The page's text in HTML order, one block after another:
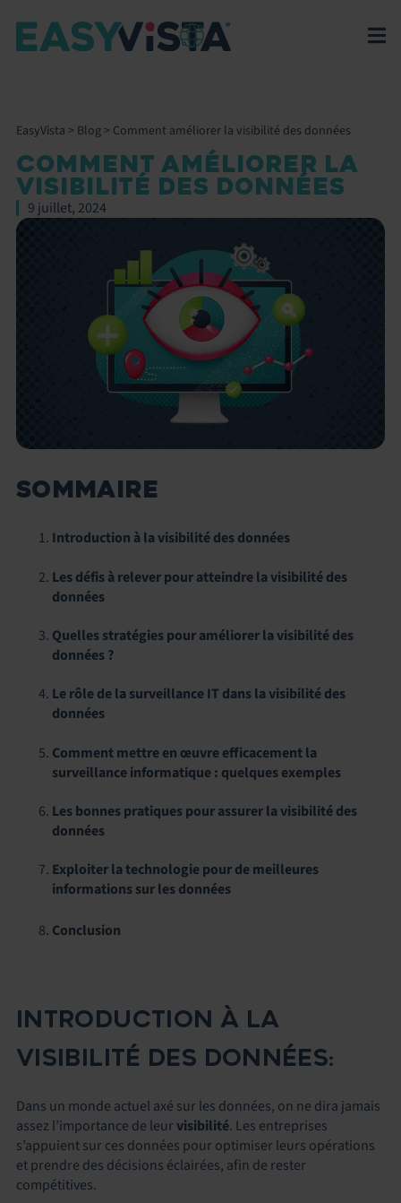
EasyVista > Blog> Comment améliorer la visibilité des données
COMMENT AMÉLIORER LA
VISIBILITÉ DES DONNÉES
9 juillet, 2024
SOMMAIRE
Introduction à la visibilité des données
Les défis à relever pour atteindre la visibilité des
données
Quelles stratégies pour améliorer la visibilité des
données ?
Le rôle de la surveillance IT dans la visibilité des
données
Comment mettre en œuvre efficacement la
surveillance informatique : quelques exemples
Les bonnes pratiques pour assurer la visibilité des
données
Exploiter la technologie pour de meilleures
informations sur les données
Conclusion
INTRODUCTION À LA
VISIBILITÉ DES DONNÉES:
Dans un monde actuel axé sur les données, on ne dira jamais
assez l’importance de leurvisibilité. Les entreprises
s’appuient sur ces données pour optimiser leurs opérations
et prendre des décisions éclairées, afin de rester
compétitives.